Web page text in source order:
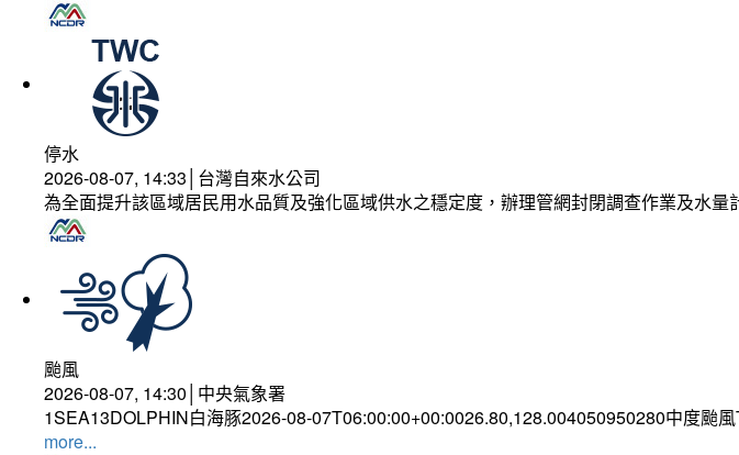
停水
2026-08-07, 14:33│台灣自來水公司
為全面提升該區域居民用水品質及強化區域供水之穩定度，辦理管網封閉調查作業及水量
颱風
2026-08-07, 14:30│中央氣象署
1SEA13DOLPHIN白海豚2026-08-07T06:00:00+00:0026.80,128.004050950280中度颱
more...